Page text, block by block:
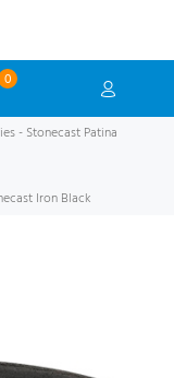
0
- Stonecast Patina
Iron Black